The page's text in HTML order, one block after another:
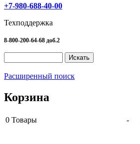
+7-980-688-40-00
Техподдержка
8-800-200-64-68 доб.2
Расширенный поиск
Корзина
0 Товары -